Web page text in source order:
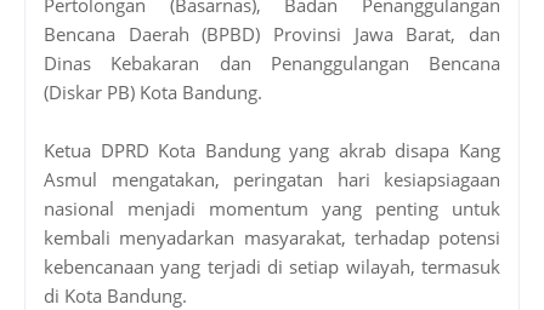
Bencana Daerah (BPBD) Provinsi Jawa Barat, dan
Dinas Kebakaran dan Penanggulangan Bencana
(Diskar PB) Kota Bandung.
Ketua DPRD Kota Bandung yang akrab disapa Kang
Asmul mengatakan, peringatan hari kesiapsiagaan
nasional menjadi momentum yang penting untuk
kembali menyadarkan masyarakat, terhadap potensi
kebencanaan yang terjadi di setiap wilayah, termasuk
di Kota Bandung.